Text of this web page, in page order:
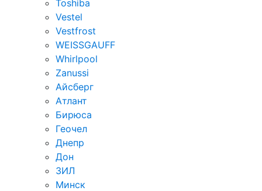
Toshiba
Vestel
Vestfrost
WEISSGAUFF
Whirlpool
Zanussi
Айсберг
Атлант
Бирюса
Геочел
Днепр
Дон
ЗИЛ
Минск